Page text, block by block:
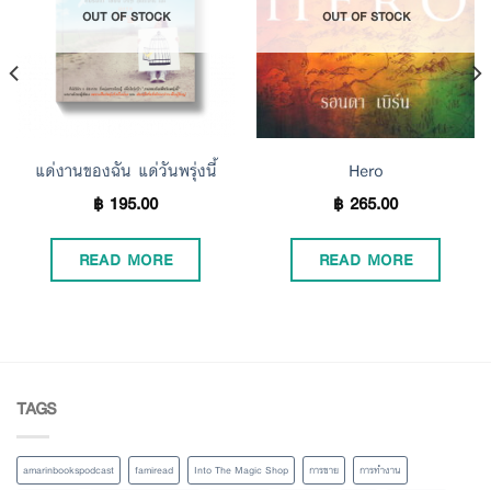
OUT OF STOCK
แด่งานของฉัน แด่วันพรุ่งนี้
฿195.00
READ MORE
Wishlist
OUT OF STOCK
Hero
฿265.00
READ MORE
TAGS
amarinbookspodcast famiread Into The Magic Shop การขาย
การทำงาน